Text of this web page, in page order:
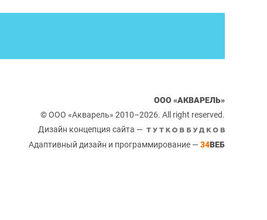
ООО «АКВАРЕЛЬ»
© ООО «Акварель» 2010–2026. All right reserved.
Дизайн концепция сайта —
Адаптивный дизайн и программирование — 34ВЕБ